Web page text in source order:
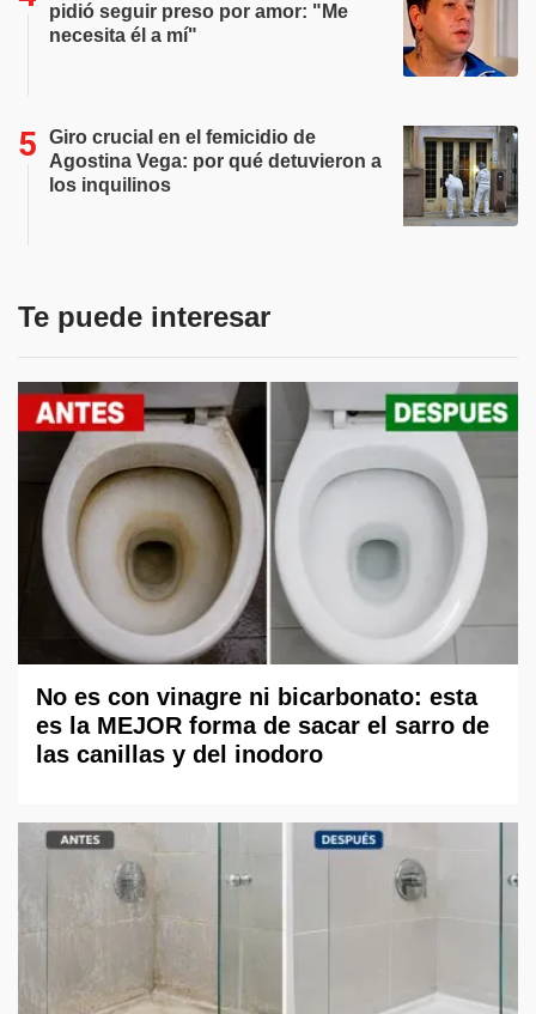
pidió seguir preso por amor: "Me
necesita él a mí"
Giro crucial en el femicidio de
Agostina Vega: por qué detuvieron a
los inquilinos
Te puede interesar
No es con vinagre ni bicarbonato: esta
es la MEJOR forma de sacar el sarro de
las canillas y del inodoro